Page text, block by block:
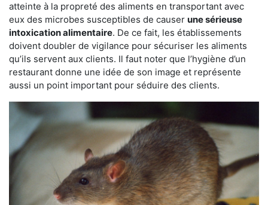
atteinte à la propreté des aliments en transportant avec
eux des microbes susceptibles de causer une sérieuse
intoxication alimentaire. De ce fait, les établissements
doivent doubler de vigilance pour sécuriser les aliments
qu’ils servent aux clients. Il faut noter que l’hygiène d’un
restaurant donne une idée de son image et représente
aussi un point important pour séduire des clients.